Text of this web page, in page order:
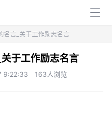
名言_关于工作励志名言
于工作励志名言
9:22:33 163人浏览